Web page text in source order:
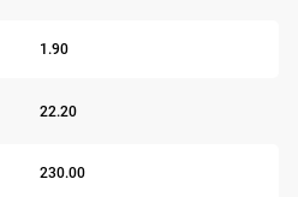
1.90
22.20
230.00